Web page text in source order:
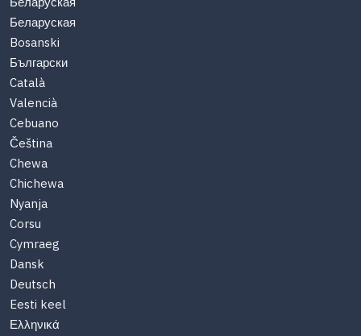
Беларуская
Bosanski
Български
Català
Valencià
Cebuano
Čeština
Chewa
Chichewa
Nyanja
Corsu
Cymraeg
Dansk
Deutsch
Eesti keel
Ελληνικά